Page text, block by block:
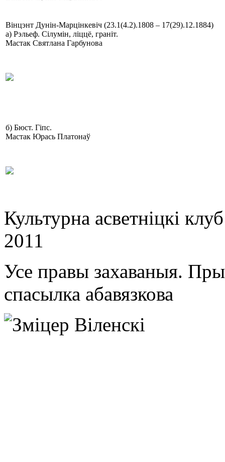
Вінцэнт Дунін-Марцінкевіч (23.1(4.2).1808 – 17(29).12.1884)
а) Рэльеф. Сілумін, ліццё, граніт.
Мастак Святлана Гарбунова
б) Бюст. Гіпс.
Мастак Юрась Платонаў
Культурна асветнiцкi
2011
Усе правы захаваныя.
спасылка абавязкова